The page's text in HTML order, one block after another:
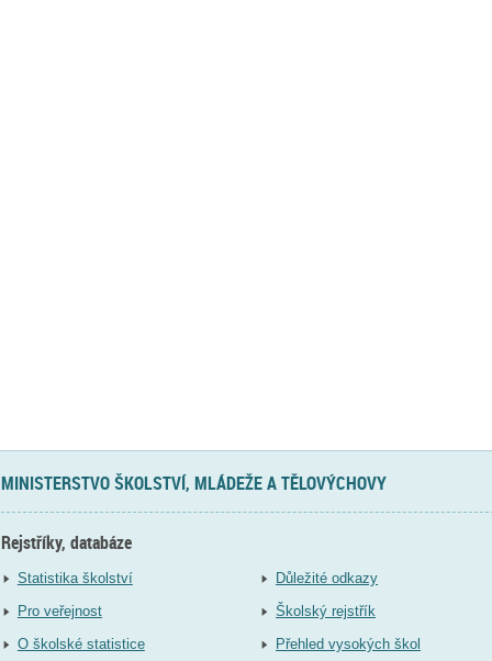
MINISTERSTVO ŠKOLSTVÍ, MLÁDEŽE A TĚLOVÝCHOVY
Rejstříky, databáze
Statistika školství
Pro veřejnost
O školské statistice
Důležité odkazy
Školský rejstřík
Přehled vysokých škol